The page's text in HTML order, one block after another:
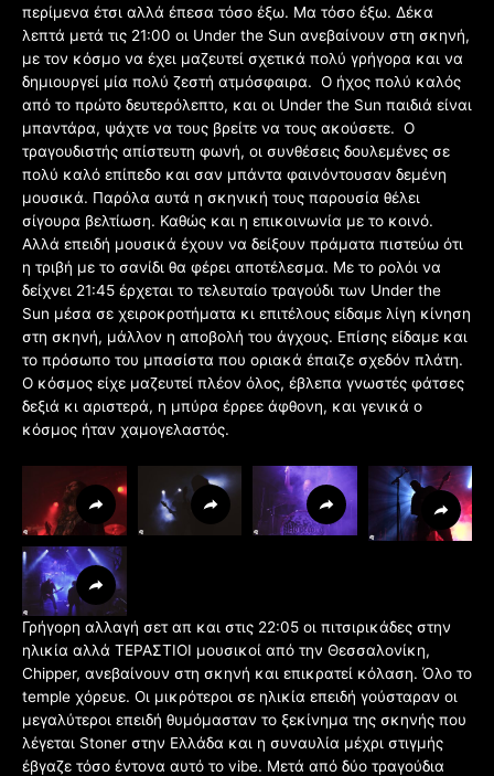
περίμενα έτσι αλλά έπεσα τόσο έξω. Μα τόσο έξω. Δέκα
λεπτά μετά τις 21:00 οι Under the Sun ανεβαίνουν στη σκηνή,
με τον κόσμο να έχει μαζευτεί σχετικά πολύ γρήγορα και να
δημιουργεί μία πολύ ζεστή ατμόσφαιρα. Ο ήχος πολύ καλός
από το πρώτο δευτερόλεπτο, και οι Under the Sun παιδιά είναι
μπαντάρα, ψάχτε να τους βρείτε να τους ακούσετε. Ο
τραγουδιστής απίστευτη φωνή, οι συνθέσεις δουλεμένες σε
πολύ καλό επίπεδο και σαν μπάντα φαινόντουσαν δεμένη
μουσικά. Παρόλα αυτά η σκηνική τους παρουσία θέλει
σίγουρα βελτίωση. Καθώς και η επικοινωνία με το κοινό.
Αλλά επειδή μουσικά έχουν να δείξουν πράματα πιστεύω ότι
η τριβή με το σανίδι θα φέρει αποτέλεσμα. Με το ρολόι να
δείχνει 21:45 έρχεται το τελευταίο τραγούδι των Under the
Sun μέσα σε χειροκροτήματα κι επιτέλους είδαμε λίγη κίνηση
στη σκηνή, μάλλον η αποβολή του άγχους. Επίσης είδαμε και
το πρόσωπο του μπασίστα που οριακά έπαιζε σχεδόν πλάτη.
Ο κόσμος είχε μαζευτεί πλέον όλος, έβλεπα γνωστές φάτσες
δεξιά κι αριστερά, η μπύρα έρρεε άφθονη, και γενικά ο
κόσμος ήταν χαμογελαστός.
Γρήγορη αλλαγή σετ απ και στις 22:05 οι πιτσιρικάδες στην
ηλικία αλλά ΤΕΡΑΣΤΙΟΙ μουσικοί από την Θεσσαλονίκη,
Chipper, ανεβαίνουν στη σκηνή και επικρατεί κόλαση. Όλο το
temple χόρευε. Οι μικρότεροι σε ηλικία επειδή γούσταραν οι
μεγαλύτεροι επειδή θυμόμασταν το ξεκίνημα της σκηνής που
λέγεται Stoner στην Ελλάδα και η συναυλία μέχρι στιγμής
έβγαζε τόσο έντονα αυτό το vibe. Μετά από δύο τραγούδια